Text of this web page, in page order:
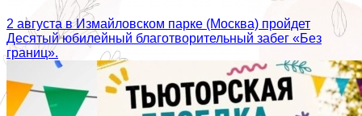
2 августа в Измайловском парке (Москва) пройдет
Десятый юбилейный благотворительный забег «Без
границ».